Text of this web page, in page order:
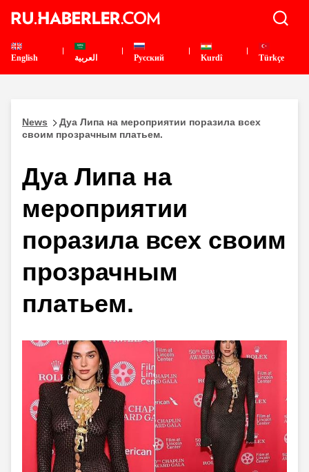
English العربية Pусский Kurdî Türkçe
News
Дуа Липа на мероприятии поразила всех
своим прозрачным платьем.
Дуа Липа на
мероприятии
поразила всех своим
прозрачным
платьем.